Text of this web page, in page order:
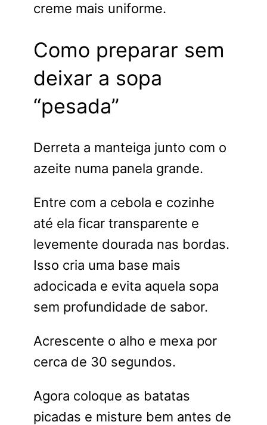
creme mais uniforme.
Como preparar sem
deixar a sopa
“pesada”
Derreta a manteiga junto com o
azeite numa panela grande.
Entre com a cebola e cozinhe
até ela ficar transparente e
levemente dourada nas bordas.
Isso cria uma base mais
adocicada e evita aquela sopa
sem profundidade de sabor.
Acrescente o alho e mexa por
cerca de 30 segundos.
Agora coloque as batatas
picadas e misture bem antes de